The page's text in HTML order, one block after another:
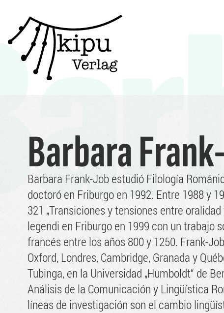
Inhalt
springen
Barbara
Barbara Frank-Job estudió Filología
doctoró en Friburgo en 1992. Entre 1988 y
321 „Transiciones y tensiones entre
legendi en Friburgo en 1999 con un trabajo
francés entre los años 800 y 1250. Frank-
Oxford, Londres, Cambridge, Granada y
Tubinga, en la Universidad „Humboldt“ de
Análisis de la Comunicación y Lingüística
líneas de investigación son el cambio